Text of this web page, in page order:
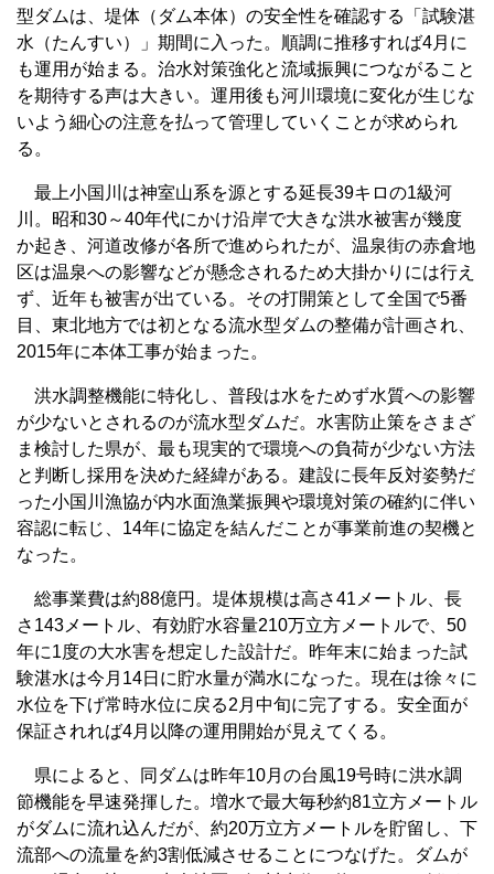
型ダムは、堤体（ダム本体）の安全性を確認する「試験湛
水（たんすい）」期間に入った。順調に推移すれば4月に
も運用が始まる。治水対策強化と流域振興につながること
を期待する声は大きい。運用後も河川環境に変化が生じな
いよう細心の注意を払って管理していくことが求められ
る。
最上小国川は神室山系を源とする延長39キロの1級河
川。昭和30～40年代にかけ沿岸で大きな洪水被害が幾度
か起き、河道改修が各所で進められたが、温泉街の赤倉地
区は温泉への影響などが懸念されるため大掛かりには行え
ず、近年も被害が出ている。その打開策として全国で5番
目、東北地方では初となる流水型ダムの整備が計画され、
2015年に本体工事が始まった。
洪水調整機能に特化し、普段は水をためず水質への影響
が少ないとされるのが流水型ダムだ。水害防止策をさまざ
ま検討した県が、最も現実的で環境への負荷が少ない方法
と判断し採用を決めた経緯がある。建設に長年反対姿勢だ
った小国川漁協が内水面漁業振興や環境対策の確約に伴い
容認に転じ、14年に協定を結んだことが事業前進の契機と
なった。
総事業費は約88億円。堤体規模は高さ41メートル、長
さ143メートル、有効貯水容量210万立方メートルで、50
年に1度の大水害を想定した設計だ。昨年末に始まった試
験湛水は今月14日に貯水量が満水になった。現在は徐々に
水位を下げ常時水位に戻る2月中旬に完了する。安全面が
保証されれば4月以降の運用開始が見えてくる。
県によると、同ダムは昨年10月の台風19号時に洪水調
節機能を早速発揮した。増水で最大毎秒約81立方メートル
がダムに流れ込んだが、約20万立方メートルを貯留し、下
流部への流量を約3割低減させることにつなげた。ダムが